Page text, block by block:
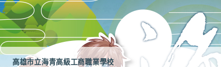
高雄市立海青高級工商職業學校